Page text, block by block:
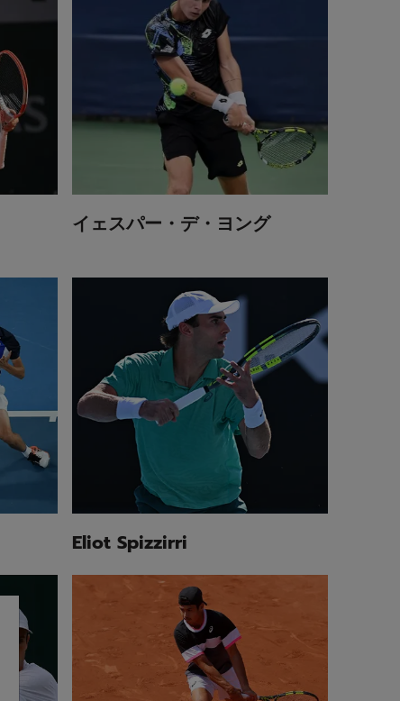
イェスパー・デ・ヨング
Eliot Spizzirri